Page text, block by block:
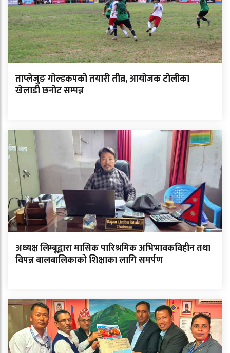
ताप्लेजुङ गोल्डकपको तयारी तीव्र, आयोजक टोलीका
खेलाडी छनोट सम्पन्न
अध्यक्ष लिम्बूद्वारा मासिक पारिश्रमिक अभिभावकविहीन तथा
विपन्न बालबालिकाको शिक्षाका लागि समर्पण